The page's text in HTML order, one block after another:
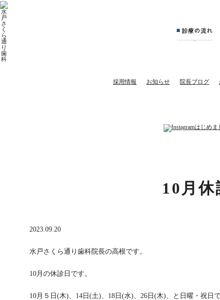
10
月
休
診
日
｜
水
戸
市
の
採用情報 お知らせ 院長ブログ
10月
2023.09.20
水戸さくら通り歯科院長の高根です。
10月の休診日です。
10月５日(木)、14日(土)、18日(水)、26日(木)、と日曜・祝日